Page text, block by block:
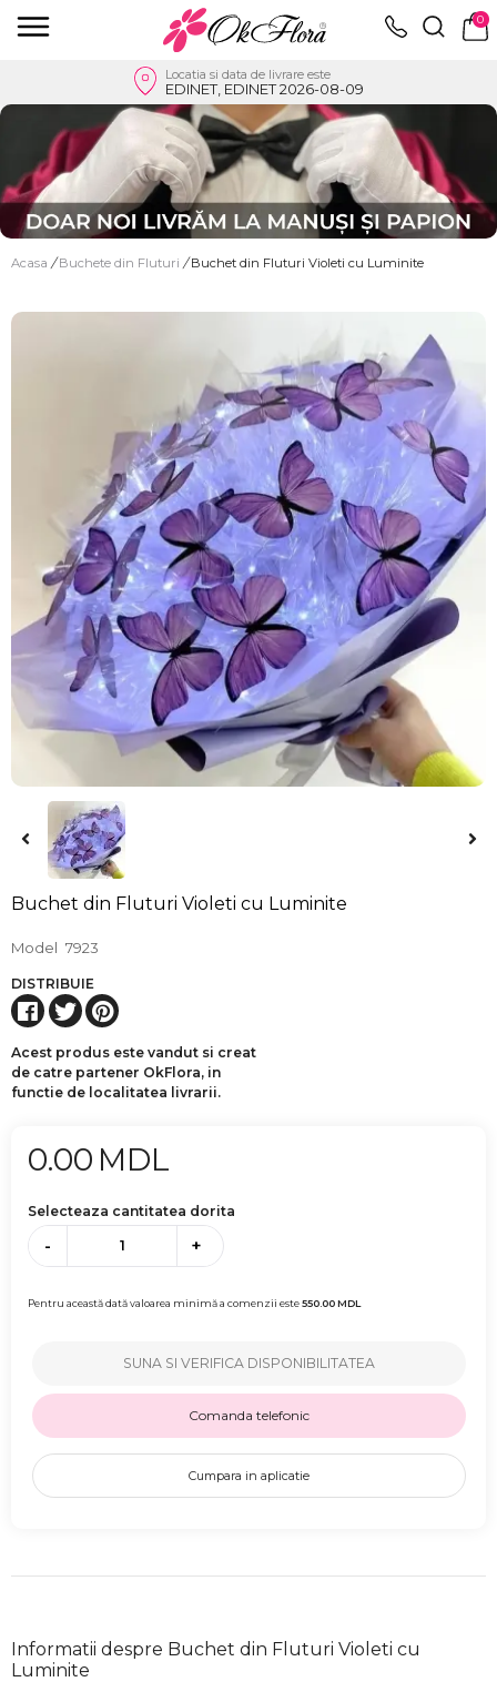
0
Locatia si data de livrare este
EDINET, EDINET 2026-08-09
Acasa / Buchete din Fluturi / Buchet din Fluturi Violeti cu Luminite
Buchet din Fluturi Violeti cu Luminite
Model 7923
DISTRIBUIE
Acest produs este vandut si creat
de catre partener OkFlora, in
functie de localitatea livrarii.
0.00 MDL
Selecteaza cantitatea dorita
- +
Pentru această dată valoarea minimă a comenzii este550.00MDL
SUNA SI VERIFICA DISPONIBILITATEA
Comanda telefonic
Cumpara in aplicatie
Informatii despre Buchet din Fluturi Violeti cu
Luminite